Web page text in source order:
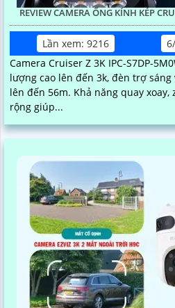
REVIEW CAMERA ỐNG KÍNH KÉP
Lần xem: 9216
Camera Cruiser Z 3K IPC-S7DP-
lượng cao lên đến 3k, đèn trợ sáng
lên đến 56m. Khả năng quay xoay, zoom 12x cùng góc nhìn
rộng giúp...